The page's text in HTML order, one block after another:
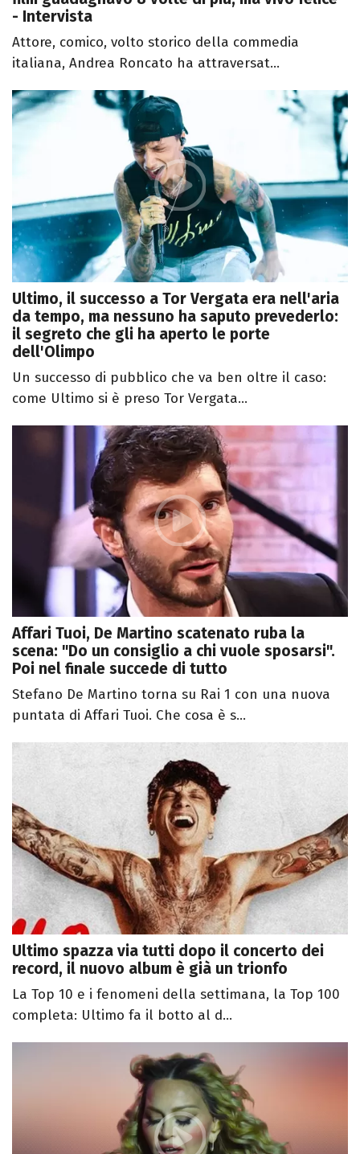
- Intervista
Attore, comico, volto storico della commedia
italiana, Andrea Roncato ha attraversat...
Ultimo, il successo a Tor Vergata era nell'aria
da tempo, ma nessuno ha saputo prevederlo:
il segreto che gli ha aperto le porte
dell'Olimpo
Un successo di pubblico che va ben oltre il caso:
come Ultimo si è preso Tor Vergata...
Affari Tuoi, De Martino scatenato ruba la
scena: "Do un consiglio a chi vuole sposarsi".
Poi nel finale succede di tutto
Stefano De Martino torna su Rai 1 con una nuova
puntata di Affari Tuoi. Che cosa è s...
Ultimo spazza via tutti dopo il concerto dei
record, il nuovo album è già un trionfo
La Top 10 e i fenomeni della settimana, la Top 100
completa: Ultimo fa il botto al d...